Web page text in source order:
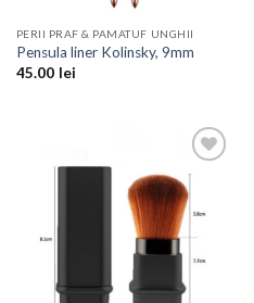
PERII PRAF & PAMATUF UNGHII
Pensula liner Kolinsky, 9mm
45.00 lei
Add to
Wishlist